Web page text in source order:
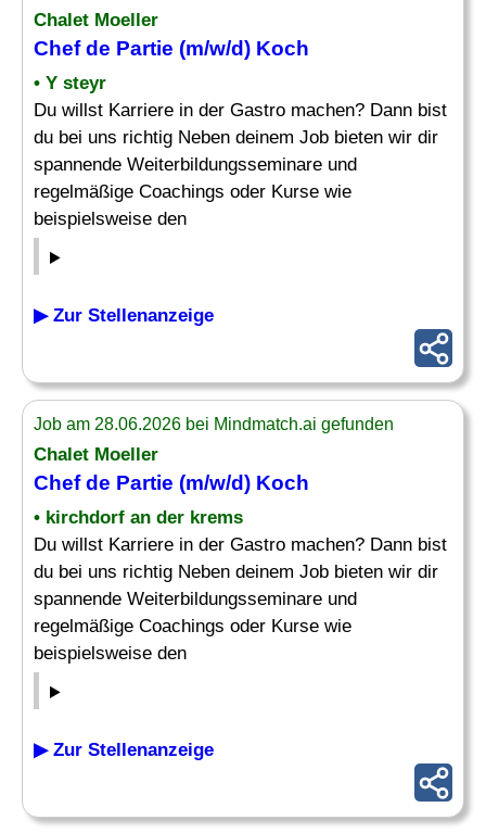
Chalet Moeller
Chef de Partie (m/w/d) Koch
• Y steyr
Du willst Karriere in der Gastro machen? Dann bist
du bei uns richtig Neben deinem Job bieten wir dir
spannende Weiterbildungsseminare und
regelmäßige Coachings oder Kurse wie
beispielsweise den
▶ Zur Stellenanzeige
Job am 28.06.2026 bei Mindmatch.ai gefunden
Chalet Moeller
Chef de Partie (m/w/d) Koch
• kirchdorf an der krems
Du willst Karriere in der Gastro machen? Dann bist
du bei uns richtig Neben deinem Job bieten wir dir
spannende Weiterbildungsseminare und
regelmäßige Coachings oder Kurse wie
beispielsweise den
▶ Zur Stellenanzeige